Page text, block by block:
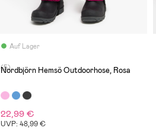
Auf Lager
(5)
Nordbjörn Hemsö Outdoorhose, Rosa
22,99 €
UVP: 48,99 €